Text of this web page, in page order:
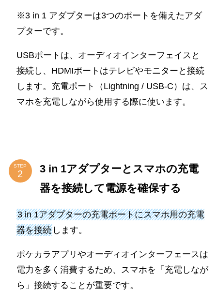
※3 in 1 アダプターは3つのポートを備えたアダ
プターです。
USBポートは、オーディオインターフェイスと
接続し、HDMIポートはテレビやモニターと接続
します。充電ポート（Lightning / USB-C）は、ス
マホを充電しながら使用する際に使います。
STEP
3 in 1アダプターとスマホの充電
器を接続して電源を確保する
3 in 1アダプターの充電ポートにスマホ用の充電
器を接続します。
ポケカラアプリやオーディオインターフェースは
電力を多く消費するため、スマホを「充電しなが
ら」接続することが重要です。